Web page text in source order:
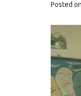
Posted on